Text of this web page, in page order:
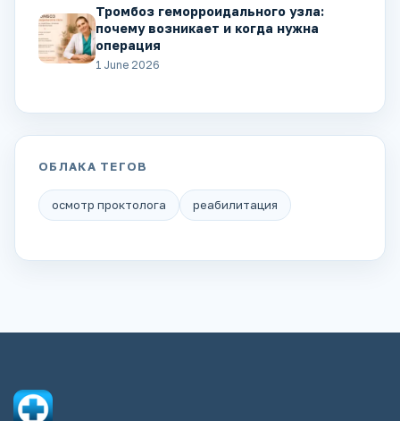
Тромбоз геморроидального узла:
почему возникает и когда нужна
операция
1 June 2026
ОБЛАКА ТЕГОВ
осмотр проктолога реабилитация